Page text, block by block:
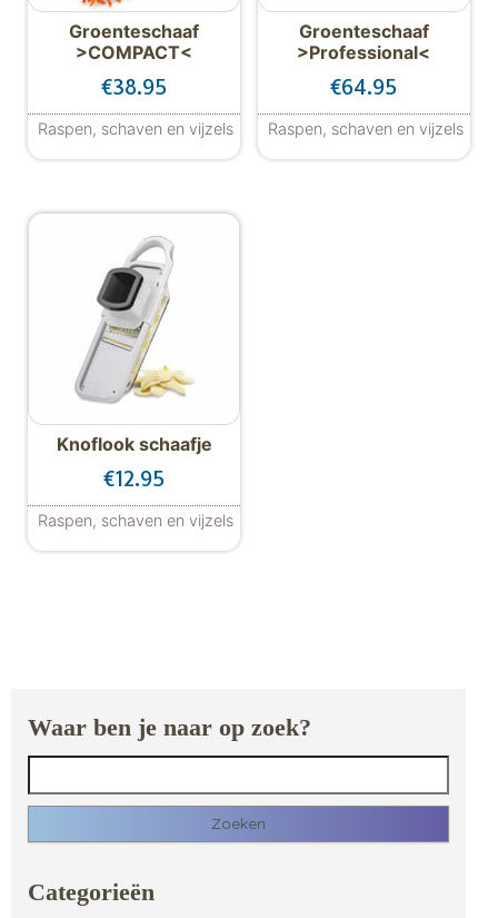
Groenteschaaf
>COMPACT<
€38.95
Raspen, schaven en vijzels
Groenteschaaf
>Professional<
€64.95
Raspen, schaven en vijzels
Knoflook schaafje
€12.95
Raspen, schaven en vijzels
Waar ben je naar op zoek?
Categorieën